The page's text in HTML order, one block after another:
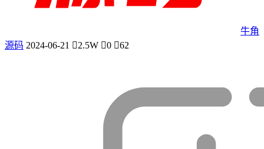
牛角
源码 2024-06-21 2.5W 0 62